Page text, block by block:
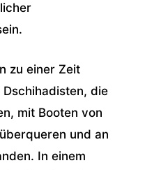
zu einer Zeit
Dschihadisten, die
mit Booten von
und an
In einem